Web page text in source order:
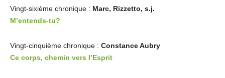
Vingt-sixième chronique : Marc, Rizzetto, s.j.
M’entends-tu?
Vingt-cinquième chronique : Constance Aubry
Ce corps, chemin vers l’Esprit